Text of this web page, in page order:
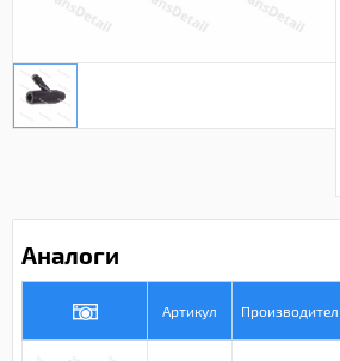
Аналоги
Артикул Производител